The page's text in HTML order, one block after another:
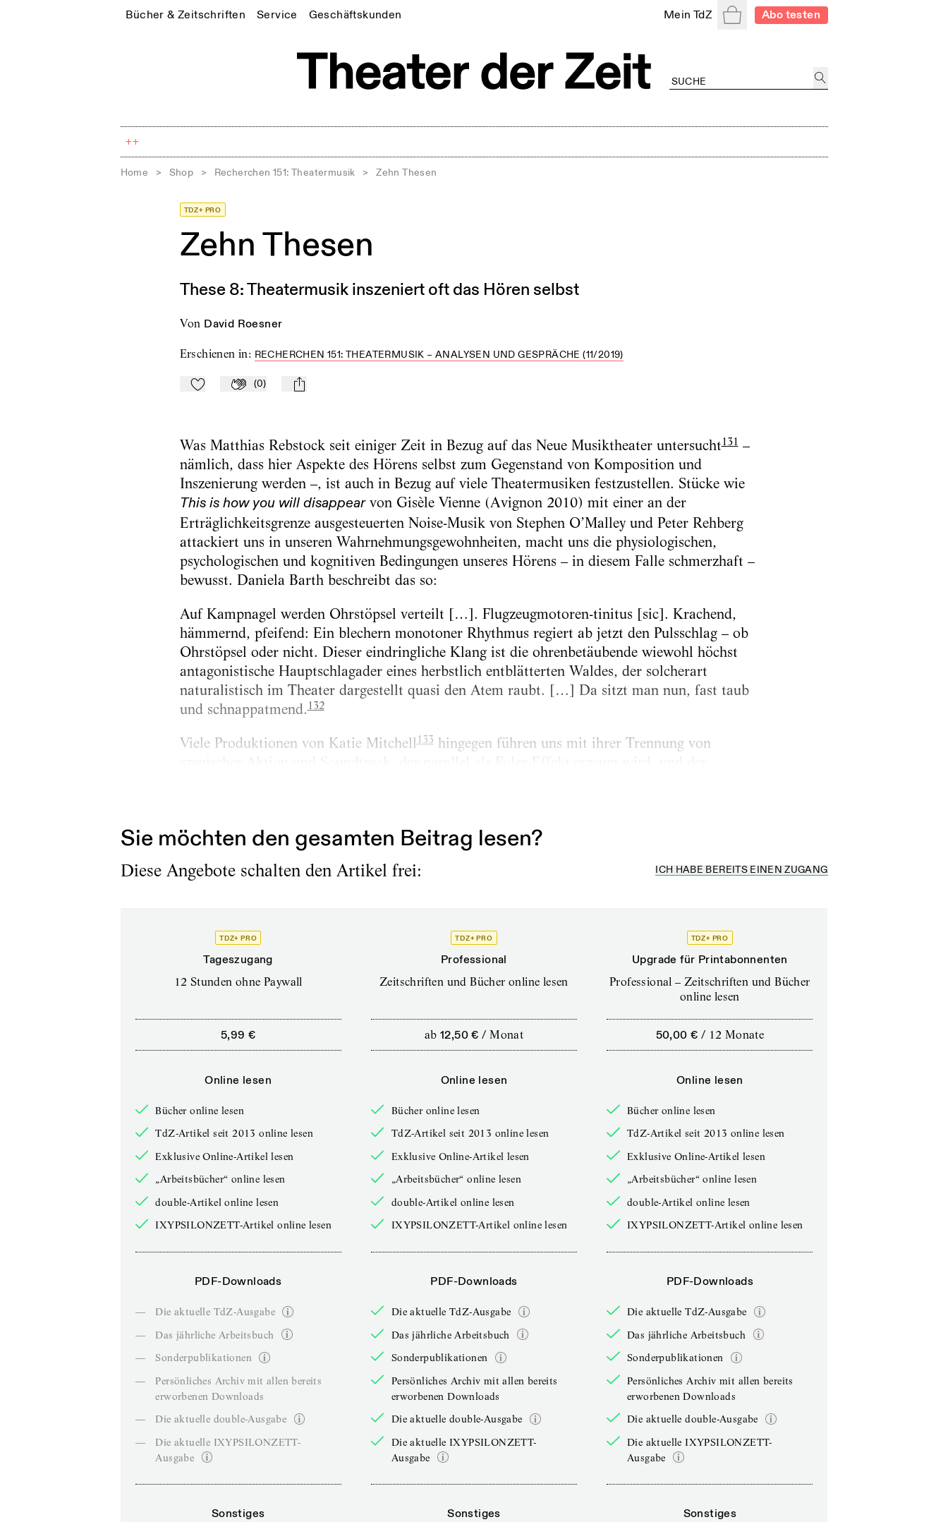
Bücher & Zeitschriften Service Geschäftskunden Mein TdZ WarenkorbAbo testen
++
Home > Shop > Recherchen 151: Theatermusik > Zehn Thesen
TDZ+ PRO
Zehn Thesen
These 8: Theatermusik inszeniert oft das Hören selbst
von David Roesner
Erschienen in: RECHERCHEN 151: THEATERMUSIK – ANALYSEN UND GESPRÄCHE (11/2019)
Zu Mein-TdZ hinzufügen
Applaudieren
(0) mail
Was Matthias Rebstock seit einiger Zeit in Bezug auf das Neue Musiktheater untersucht131–
nämlich, dass hier Aspekte des Hörens selbst zum Gegenstand von Komposition und
Inszenierung werden –, ist auch in Bezug auf viele Theatermusiken festzustellen. Stücke wie
This is how you will disappearvon Gisèle Vienne (Avignon 2010) mit einer an der
Erträglichkeitsgrenze ausgesteuerten Noise-Musik von Stephen O’Malley und Peter Rehberg
attackiert uns in unseren Wahrnehmungsgewohnheiten, macht uns die physiologischen,
psychologischen und kognitiven Bedingungen unseres Hörens – in diesem Falle schmerzhaft –
bewusst. Daniela Barth beschreibt das so:
Auf Kampnagel werden Ohrstöpsel verteilt […]. Flugzeugmotoren-tinitus [sic]. Krachend,
hämmernd, pfeifend: Ein blechern monotoner Rhythmus regiert ab jetzt den Pulsschlag – ob
Ohrstöpsel oder nicht. Dieser eindringliche Klang ist die ohrenbetäubende wiewohl höchst
antagonistische Hauptschlagader eines herbstlich entblätterten Waldes, der solcherart
naturalistisch im Theater dargestellt quasi den Atem raubt. […] Da sitzt man nun, fast taub
und schnappatmend.132
Viele Produktionen von Katie Mitchell133hingegen führen uns mit ihrer Trennung von
Sie möchten den gesamten Beitrag lesen?
Diese Angebote schalten den Artikel frei: ICH HABE BEREITS EINEN ZUGANG
TDZ+ PRO
Tageszugang
12 Stunden ohne Paywall
5,99 €
Online lesen
Bücher online lesen
TdZ-Artikel seit 2013 online lesen
Exklusive Online-Artikel lesen
„Arbeitsbücher“ online lesen
double-Artikel online lesen
IXYPSILONZETT-Artikel online lesen
PDF-Downloads
—
Die aktuelle TdZ-Ausgabe
—
Das jährliche Arbeitsbuch
—
Sonderpublikationen
—
Persönliches Archiv mit allen bereits
erworbenen Downloads
—
Die aktuelle double-Ausgabe
—
Die aktuelle IXYPSILONZETT-
Ausgabe
Sonstiges
TDZ+ PRO
Professional
Zeitschriften und Bücher online lesen
ab 12,50 € /Monat
Online lesen
Bücher online lesen
TdZ-Artikel seit 2013 online lesen
Exklusive Online-Artikel lesen
„Arbeitsbücher“ online lesen
double-Artikel online lesen
IXYPSILONZETT-Artikel online lesen
PDF-Downloads
Die aktuelle TdZ-Ausgabe
Das jährliche Arbeitsbuch
Sonderpublikationen
Persönliches Archiv mit allen bereits
erworbenen Downloads
Die aktuelle double-Ausgabe
Die aktuelle IXYPSILONZETT-
Ausgabe
Sonstiges
TDZ+ PRO
Upgrade für Printabonnenten
Professional – Zeitschriften und Bücher
online lesen
50,00 € / 12 Monate
Online lesen
Bücher online lesen
TdZ-Artikel seit 2013 online lesen
Exklusive Online-Artikel lesen
„Arbeitsbücher“ online lesen
double-Artikel online lesen
IXYPSILONZETT-Artikel online lesen
PDF-Downloads
Die aktuelle TdZ-Ausgabe
Das jährliche Arbeitsbuch
Sonderpublikationen
Persönliches Archiv mit allen bereits
erworbenen Downloads
Die aktuelle double-Ausgabe
Die aktuelle IXYPSILONZETT-
Ausgabe
Sonstiges